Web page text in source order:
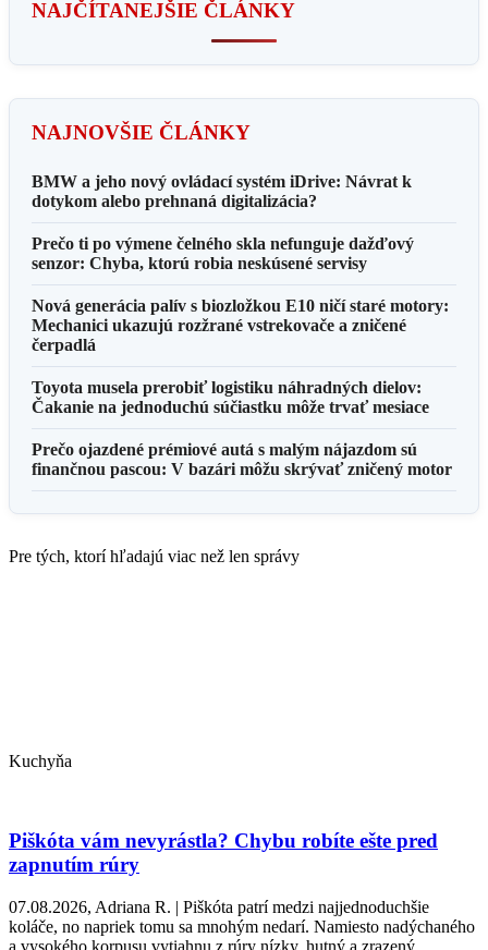
NAJČÍTANEJŠIE ČLÁNKY
NAJNOVŠIE ČLÁNKY
BMW a jeho nový ovládací systém iDrive: Návrat k
dotykom alebo prehnaná digitalizácia?
Prečo ti po výmene čelného skla nefunguje dažďový
senzor: Chyba, ktorú robia neskúsené servisy
Nová generácia palív s biozložkou E10 ničí staré motory:
Mechanici ukazujú rozžrané vstrekovače a zničené
čerpadlá
Toyota musela prerobiť logistiku náhradných dielov:
Čakanie na jednoduchú súčiastku môže trvať mesiace
Prečo ojazdené prémiové autá s malým nájazdom sú
finančnou pascou: V bazári môžu skrývať zničený motor
Pre tých, ktorí hľadajú viac než len správy
Kuchyňa
Piškóta vám nevyrástla? Chybu robíte ešte pred
zapnutím rúry
07.08.2026, Adriana R. | Piškóta patrí medzi najjednoduchšie
koláče, no napriek tomu sa mnohým nedarí. Namiesto nadýchaného
a vysokého korpusu vytiahnu z rúry nízky, hutný a zrazený ...